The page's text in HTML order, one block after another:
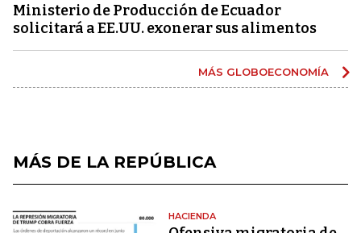
Ministerio de Producción de Ecuador
solicitará a EE.UU. exonerar sus alimentos
MÁS GLOBOECONOMÍA
MÁS DE LA REPÚBLICA
HACIENDA